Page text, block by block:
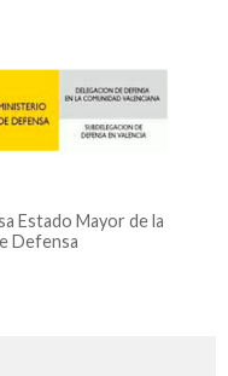
Estado Mayor de la
Defensa